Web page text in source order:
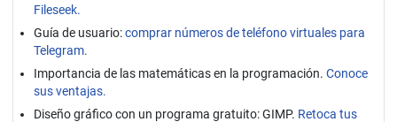
Fileseek.
Guía de usuario:comprar números de teléfono virtuales para
Telegram.
Importancia de las matemáticas en la programación. Conoce
sus ventajas.
Diseño gráfico con un programa gratuito: GIMP. Retoca tus